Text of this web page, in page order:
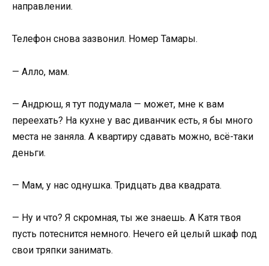
направлении.
Телефон снова зазвонил. Номер Тамары.
— Алло, мам.
— Андрюш, я тут подумала — может, мне к вам
переехать? На кухне у вас диванчик есть, я бы много
места не заняла. А квартиру сдавать можно, всё-таки
деньги.
— Мам, у нас однушка. Тридцать два квадрата.
— Ну и что? Я скромная, ты же знаешь. А Катя твоя
пусть потеснится немного. Нечего ей целый шкаф под
свои тряпки занимать.